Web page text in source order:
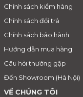
Chính sách kiểm hàng
Chính sách đổi trả
Chính sách bảo hành
Hướng dẫn mua hàng
Câu hỏi thường gặp
Đến Showroom (Hà Nội)
VỀ CHÚNG TÔI